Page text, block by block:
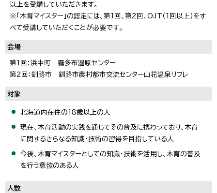
以上を受講していただきます。
※「木育マイスター」の認定には、第1回、第2回、OJT（1回以上）をす
べて受講していただくことが必要です。
会場
第1回：浜中町 霧多布湿原センター
第2回：釧路市 釧路市農村都市交流センター山花温泉リフレ
対象
北海道内在住の18歳以上の人
現在、木育活動の実践を通じてその普及に携わっており、木育
に関するさらなる知識・技術の習得を目指している人
今後、木育マイスターとしての知識・技術を活用し、木育の普及
を行う意欲のある人
人数